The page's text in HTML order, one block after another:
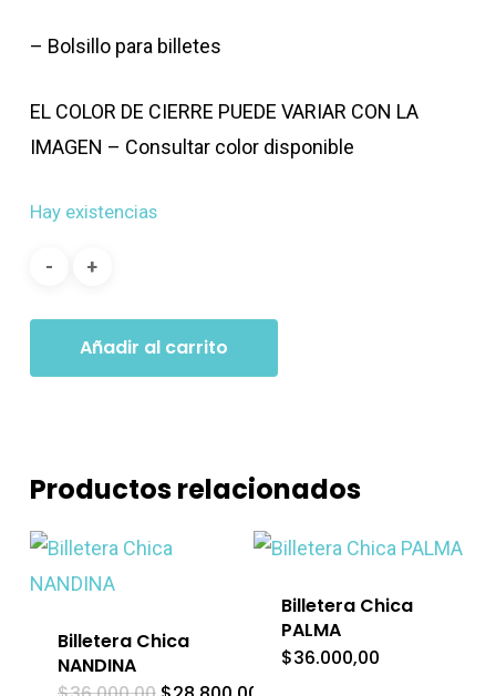
– Bolsillo para billetes
EL COLOR DE CIERRE PUEDE VARIAR CON LA
IMAGEN – Consultar color disponible
Hay existencias
Añadir al carrito
Productos relacionados
Billetera Chica
NANDINA
Billetera Chica
PALMA
$36.000,00